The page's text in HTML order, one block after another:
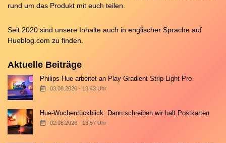
rund um das Produkt mit euch teilen.
Seit 2020 sind unsere Inhalte auch in englischer Sprache auf
Hueblog.com zu finden.
Aktuelle Beiträge
Philips Hue arbeitet an Play Gradient Strip Light Pro
03.08.2026 - 13:43 Uhr
Hue-Wochenrückblick: Dann schreiben wir halt Postkarten
02.08.2026 - 13:57 Uhr